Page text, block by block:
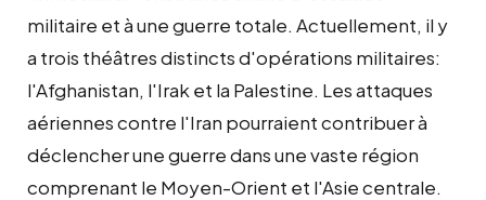
militaire et à une guerre totale. Actuellement, il y
a trois théâtres distincts d'opérations militaires:
l'Afghanistan, l'Irak et la Palestine. Les attaques
aériennes contre l'Iran pourraient contribuer à
déclencher une guerre dans une vaste région
comprenant le Moyen-Orient et l'Asie centrale.